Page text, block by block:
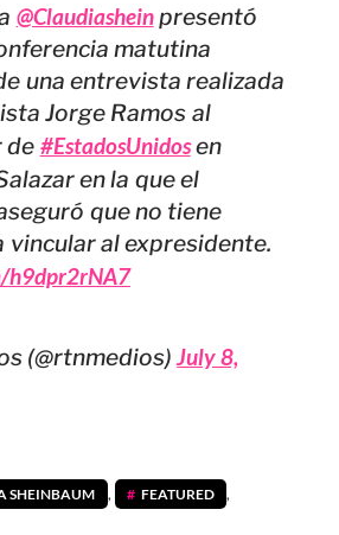
@Claudiasheinpresentó
matutina
una entrevista realizada
Jorge Ramos al
de #EstadosUnidosen
en la que el
que no tiene
vincular al expresidente.
h9dpr2rNA7
(@rtnmedios)July 8,
SHEINBAUM , FEATURED ,